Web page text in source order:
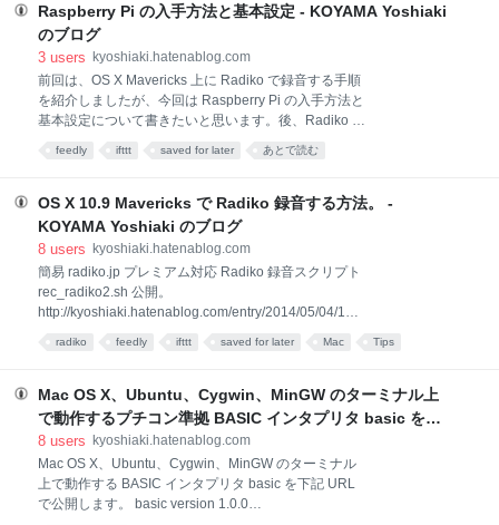
間、メールアドレス、パスワードなどを渡すと mp3 形
式ファイルを作成します。(スクリプトを実行すると録
音が始まります。) 追記: 2019/04/01(Mon) 19:17:08
なく、HLS配信データを保存する rec_radiko_live.sh
を使用してください。詳しい解説、ダウンロー
Raspberry Pi の入手方法と基本設定 - KOYAMA Yoshiaki
のブログ
3 users
kyoshiaki.hatenablog.com
前回は、OS X Mavericks 上に Radiko で録音する手順
を紹介しましたが、今回は Raspberry Pi の入手方法と
基本設定について書きたいと思います。後、Radiko プ
レミアムに対応した rec_radiko.sh が 簡易radiko録音
ツール。要swftools (Radiko プレミアム版)
ます。 簡易Radiko録音スクリプト(Radiko 無料版)
https://gist.github.com/matchy2/3956266 本格的に利用
するには上記スクリプトを参考にカスタマイズが必要
私が radiko.jp プレミアム対応の簡易 Radiko 録音スク
リプト rec_radiko2.sh
feedly ifttt saved for later あとで読む
OS X 10.9 Mavericks で Radiko 録音する方法。 -
KOYAMA Yoshiaki のブログ
8 users
kyoshiaki.hatenablog.com
簡易 radiko.jp プレミアム対応 Radiko 録音スクリプト
rec_radiko2.sh 公開。
http://kyoshiaki.hatenablog.com/entry/2014/05/04/184
X 10.9 Mavericks で動作するように修正した 2ch
http://kyoshiaki.sakura.ne.jp/osx/index.html を上記
URLで公開します。フリーウェアなので、良かったら
気軽にダウンロードして下さい。 最近、マンネリ気味
Raspberry Pi(ラズベリーパイ) http://jp.rs-
online.com/web/generalDisplay.html?
id=raspberrypi&c
radiko feedly ifttt saved for later Mac Tips
Mac OS X、Ubuntu、Cygwin、MinGW のターミナル上
で動作するプチコン準拠 BASIC インタプリタ basic を公
開 - 2012-02-26 - KOYAMA Yoshiaki の日記
8 users
kyoshiaki.hatenablog.com
Mac OS X、Ubuntu、Cygwin、MinGW のターミナル
上で動作する BASIC インタプリタ basic を下記 URL
で公開します。 basic version 1.0.0